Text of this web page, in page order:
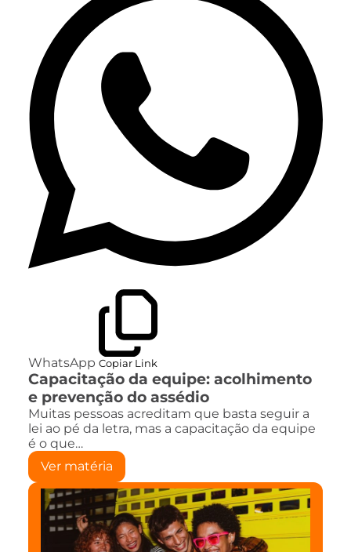
WhatsApp Copiar Link
Capacitação da equipe: acolhimento
e prevenção do assédio
Muitas pessoas acreditam que basta seguir a
lei ao pé da letra, mas a capacitação da equipe
é o que…
Ver matéria